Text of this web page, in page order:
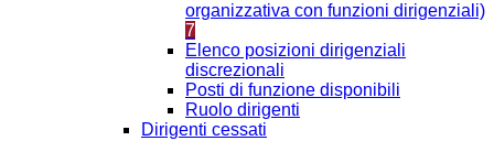
organizzativa con funzioni dirigenziali)
7
Elenco posizioni dirigenziali
discrezionali
Posti di funzione disponibili
Ruolo dirigenti
Dirigenti cessati